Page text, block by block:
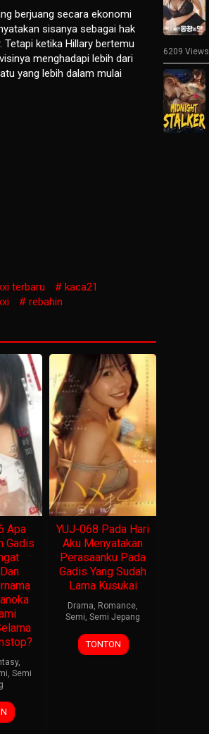
berjuang secara ekonomi
sisanya sebagai hak
ketika Hillary bertemu
menghadapi lebih dari
yang lebih dalam mulai
terbaru
kaca21
rebahin
Apa
Gadis
,
, Semi
YUJ-068 Pada Hari
Aku Menyatakan
Perasaanku Pada
Gadis Yang Sudah
Lama Kusukai
Drama, Romance,
Semi, Semi Jepang
TONTON
6209 Views